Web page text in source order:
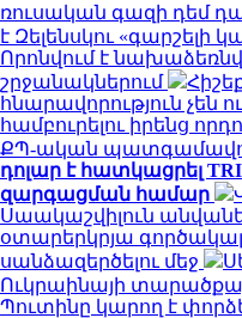
ռուսական գազի դեմ
է Զելենսկու
Որոնվում է
շրջանակներում
հնարավորություն չեն
համբուրելու իրենց
ՔՊ-ական
դոլար է հատկացրել
զարգացման համար
Սաակաշվիլուն
օտարերկրյա
սանձազերծելու մեջ
Ուկրաինայի
Պուտինը կարող է